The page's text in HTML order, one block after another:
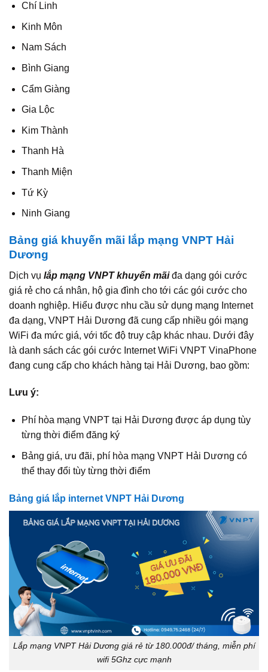
Chí Linh
Kinh Môn
Nam Sách
Bình Giang
Cẩm Giàng
Gia Lộc
Kim Thành
Thanh Hà
Thanh Miện
Tứ Kỳ
Ninh Giang
Bảng giá khuyến mãi lắp mạng VNPT Hải
Dương
Dịch vụ lắp mạng VNPT khuyến mãiđa dạng gói cước
giá rẻ cho cá nhân, hộ gia đình cho tới các gói cước cho
doanh nghiệp. Hiểu được nhu cầu sử dụng mạng Internet
đa dạng, VNPT Hải Dương đã cung cấp nhiều gói mạng
WiFi đa mức giá, với tốc độ truy cập khác nhau. Dưới đây
là danh sách các gói cước Internet WiFi VNPT VinaPhone
đang cung cấp cho khách hàng tại Hải Dương, bao gồm:
Lưu ý:
Phí hòa mạng VNPT tại Hải Dương được áp dụng tùy
từng thời điểm đăng ký
Bảng giá, ưu đãi, phí hòa mạng VNPT Hải Dương có
thể thay đổi tùy từng thời điểm
Bảng giá lắp internet VNPT Hải Dương
Lắp mạng VNPT Hải Dương giá rẻ từ 180.000đ/ tháng, miễn phí
wifi 5Ghz cực mạnh